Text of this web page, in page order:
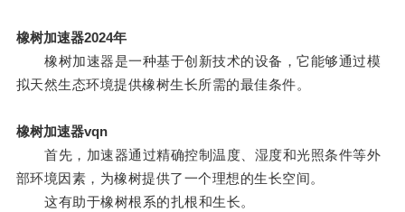
橡树加速器2024年
橡树加速器是一种基于创新技术的设备，它能够通过模
拟天然生态环境提供橡树生长所需的最佳条件。
橡树加速器vqn
首先，加速器通过精确控制温度、湿度和光照条件等外
部环境因素，为橡树提供了一个理想的生长空间。
这有助于橡树根系的扎根和生长。